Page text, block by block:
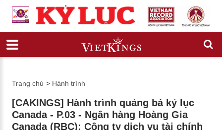
Trang chủ > Hành trình
[CAKINGS] Hành trình quảng bá kỷ lục
Canada - P.03 - Ngân hàng Hoàng Gia
Canada (RBC): Công ty dịch vụ tài chính